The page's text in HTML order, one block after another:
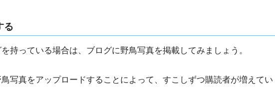
る
持っている場合は、ブログに野鳥写真を掲載してみましょう。
写真をアップロードすることによって、すこしずつ購読者が増えてい